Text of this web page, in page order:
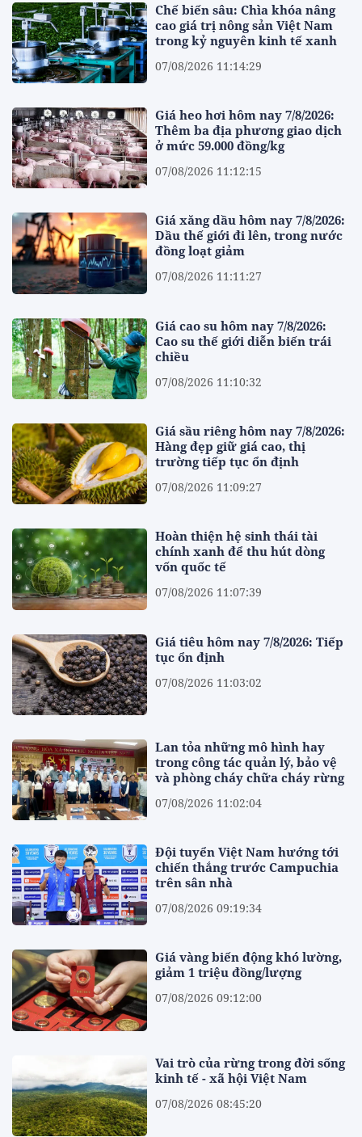
Chế biến sâu: Chìa khóa nâng
cao giá trị nông sản Việt Nam
trong kỷ nguyên kinh tế xanh
07/08/2026 11:14:29
Giá heo hơi hôm nay 7/8/2026:
Thêm ba địa phương giao dịch
ở mức 59.000 đồng/kg
07/08/2026 11:12:15
Giá xăng dầu hôm nay 7/8/2026:
Dầu thế giới đi lên, trong nước
đồng loạt giảm
07/08/2026 11:11:27
Giá cao su hôm nay 7/8/2026:
Cao su thế giới diễn biến trái
chiều
07/08/2026 11:10:32
Giá sầu riêng hôm nay 7/8/2026:
Hàng đẹp giữ giá cao, thị
trường tiếp tục ổn định
07/08/2026 11:09:27
Hoàn thiện hệ sinh thái tài
chính xanh để thu hút dòng
vốn quốc tế
07/08/2026 11:07:39
Giá tiêu hôm nay 7/8/2026: Tiếp
tục ổn định
07/08/2026 11:03:02
Lan tỏa những mô hình hay
trong công tác quản lý, bảo vệ
và phòng cháy chữa cháy rừng
07/08/2026 11:02:04
Đội tuyển Việt Nam hướng tới
chiến thắng trước Campuchia
trên sân nhà
07/08/2026 09:19:34
Giá vàng biến động khó lường,
giảm 1 triệu đồng/lượng
07/08/2026 09:12:00
Vai trò của rừng trong đời sống
kinh tế - xã hội Việt Nam
07/08/2026 08:45:20